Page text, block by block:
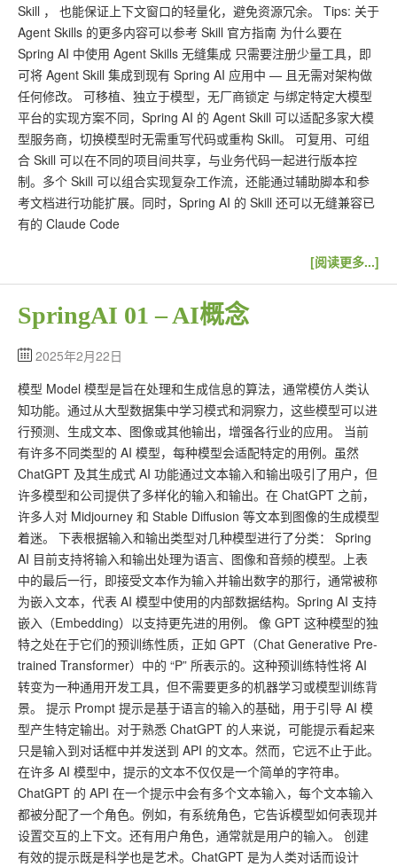
Skill ， 也能保证上下文窗口的轻量化，避免资源冗余。 Tips: 关于
Agent Skills 的更多内容可以参考 Skill 官方指南 为什么要在
Spring AI 中使用 Agent Skills 无缝集成 只需要注册少量工具，即
可将 Agent Skill 集成到现有 Spring AI 应用中 — 且无需对架构做
任何修改。 可移植、独立于模型，无厂商锁定 与绑定特定大模型
平台的实现方案不同，Spring AI 的 Agent Skill 可以适配多家大模
型服务商，切换模型时无需重写代码或重构 Skill。 可复用、可组
合 Skill 可以在不同的项目间共享，与业务代码一起进行版本控
制。多个 Skill 可以组合实现复杂工作流，还能通过辅助脚本和参
考文档进行功能扩展。同时，Spring AI 的 Skill 还可以无缝兼容已
有的 Claude Code
[阅读更多...]
SpringAI 01 – AI概念
2025年2月22日
模型 Model 模型是旨在处理和生成信息的算法，通常模仿人类认
知功能。通过从大型数据集中学习模式和洞察力，这些模型可以进
行预测、生成文本、图像或其他输出，增强各行业的应用。 当前
有许多不同类型的 AI 模型，每种模型会适配特定的用例。虽然
ChatGPT 及其生成式 AI 功能通过文本输入和输出吸引了用户，但
许多模型和公司提供了多样化的输入和输出。在 ChatGPT 之前，
许多人对 Midjourney 和 Stable Diffusion 等文本到图像的生成模型
着迷。 下表根据输入和输出类型对几种模型进行了分类： Spring
AI 目前支持将输入和输出处理为语言、图像和音频的模型。上表
中的最后一行，即接受文本作为输入并输出数字的那行，通常被称
为嵌入文本，代表 AI 模型中使用的内部数据结构。Spring AI 支持
嵌入（Embedding）以支持更先进的用例。 像 GPT 这种模型的独
特之处在于它们的预训练性质，正如 GPT（Chat Generative Pre-
trained Transformer）中的 “P” 所表示的。这种预训练特性将 AI
转变为一种通用开发工具，但不需要更多的机器学习或模型训练背
景。 提示 Prompt 提示是基于语言的输入的基础，用于引导 AI 模
型产生特定输出。对于熟悉 ChatGPT 的人来说，可能提示看起来
只是输入到对话框中并发送到 API 的文本。然而，它远不止于此。
在许多 AI 模型中，提示的文本不仅仅是一个简单的字符串。
ChatGPT 的 API 在一个提示中会有多个文本输入，每个文本输入
都被分配了一个角色。例如，有系统角色，它告诉模型如何表现并
设置交互的上下文。还有用户角色，通常就是用户的输入。 创建
有效的提示既是科学也是艺术。ChatGPT 是为人类对话而设计